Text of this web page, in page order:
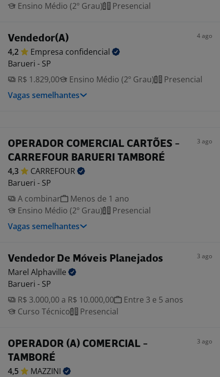
Ensino Médio (2º Grau)
Presencial
Vendedor(A) 4 ago
4,2 Empresa confidencial
Barueri - SP
R$ 1.829,00
Ensino Médio (2º Grau)
Presencial
Vagas semelhantes
OPERADOR COMERCIAL CARTÕES -
CARREFOUR BARUERI TAMBORÉ
3 ago
4,3
CARREFOUR
Barueri - SP
A combinar
Menos de 1 ano
Ensino Médio (2º Grau)
Presencial
Vagas semelhantes
Vendedor De Móveis Planejados 3 ago
Marel Alphaville
Barueri - SP
R$ 3.000,00 a R$ 10.000,00
Entre 3 e 5 anos
Curso Técnico
Presencial
OPERADOR (A) COMERCIAL -
TAMBORÉ
3 ago
4,5
MAZZINI